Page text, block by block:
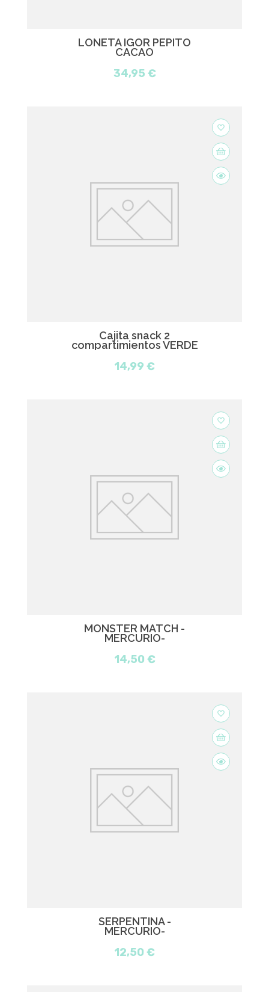
LONETA IGOR PEPITO
CACAO
34,95 €
favorite_border
Cajita snack 2
compartimientos VERDE
14,99 €
favorite_border
MONSTER MATCH -
MERCURIO-
14,50 €
favorite_border
SERPENTINA -
MERCURIO-
12,50 €